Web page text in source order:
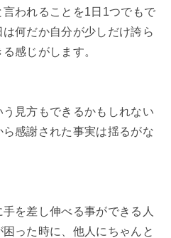
われることを1日1つでもで
何だか自分が少しだけ誇ら
感じがします。
見方もできるかもしれない
感謝された事実は揺るがな
を差し伸べる事ができる人
った時に、他人にちゃんと